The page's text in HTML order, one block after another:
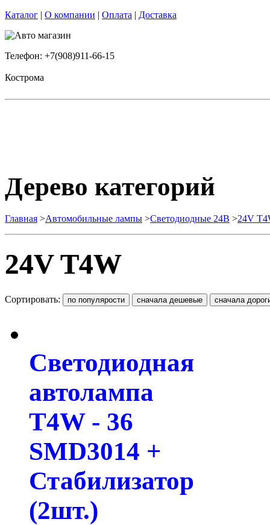
Каталог | О компании | Оплата | Доставка
Телефон: +7(908)911-66-15
Кострома
Дерево категорий
Главная >Автомобильные лампы >Cветодиодные 24B >24V
24V T4W
Сортировать:
Светодиодная
автолампа
T4W - 36
SMD3014 +
Стабилизатор
(2шт.)